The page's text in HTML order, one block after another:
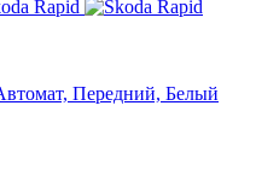
Передний, Белый